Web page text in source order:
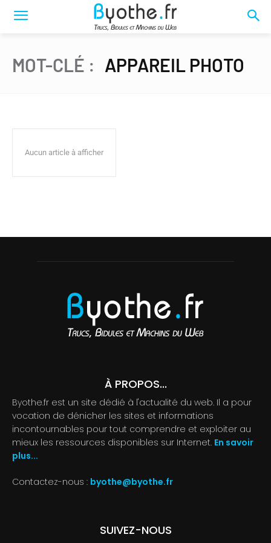
MOT-CLÉ : APPAREIL PHOTO
Aucun article à afficher
À PROPOS...
Byothe.fr est un site dédié à l'actualité du web. Il a pour
vocation de dénicher les sites et informations
incontournables pour tout comprendre et exploiter au
mieux les ressources disponibles sur Internet. En savoir
plus...
Contactez-nous : byothe@byothe.fr
SUIVEZ-NOUS